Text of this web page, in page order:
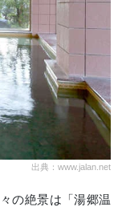
出典：www.jalan.net
の絶景は「湯郷温